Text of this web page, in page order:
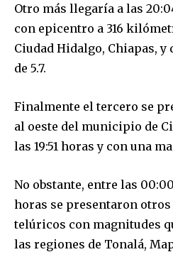
Otro más llegaría a las
con epicentro a 316
Ciudad Hidalgo, Chiapas, y
de 5.7.
Finalmente el tercero se
al oeste del municipio de
las 19:51 horas y con una
No obstante, entre las
horas se presentaron
telúricos con magnitudes
las regiones de Tonalá,